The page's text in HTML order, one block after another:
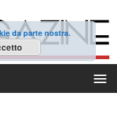
da parte nostra.